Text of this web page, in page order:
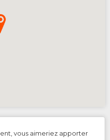
vous aimeriez apporter